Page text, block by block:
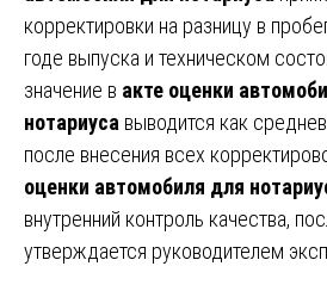
корректировки на разницу в
годе выпуска и техническом
значение в акте оценки
нотариуса выводится как
после внесения всех
оценки автомобиля для
внутренний контроль качества,
утверждается руководителем